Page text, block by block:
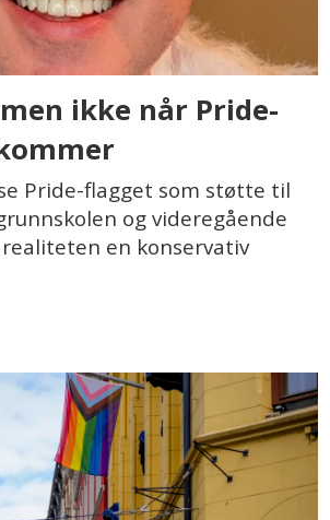
ikke når Pride-
Pride-flagget som støtte til
og videregående
en konservativ